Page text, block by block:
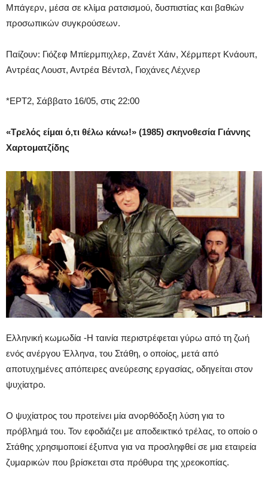
Μπάγερν, μέσα σε κλίμα ρατσισμού, δυσπιστίας και βαθιών
προσωπικών συγκρούσεων.
Παίζουν: Γιόζεφ Μπίερμπιχλερ, Ζανέτ Χάιν, Χέρμπερτ Κνάουπ,
Αντρέας Λουστ, Αντρέα Βέντσλ, Γιοχάνες Λέχνερ
*ΕΡΤ2, Σάββατο 16/05, στις 22:00
«Τρελός είμαι ό,τι θέλω κάνω!» (1985) σκηνοθεσία Γιάννης
Χαρτοματζίδης
Ελληνική κωμωδία -Η ταινία περιστρέφεται γύρω από τη ζωή
ενός ανέργου Έλληνα, του Στάθη, ο οποίος, μετά από
αποτυχημένες απόπειρες ανεύρεσης εργασίας, οδηγείται στον
ψυχίατρο.
Ο ψυχίατρος του προτείνει μία ανορθόδοξη λύση για το
πρόβλημά του. Τον εφοδιάζει με αποδεικτικό τρέλας, το οποίο ο
Στάθης χρησιμοποιεί έξυπνα για να προσληφθεί σε μια εταιρεία
ζυμαρικών που βρίσκεται στα πρόθυρα της χρεοκοπίας.